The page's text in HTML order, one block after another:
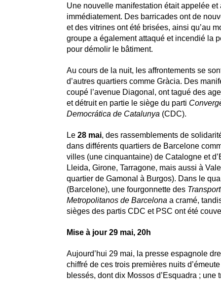
Une nouvelle manifestation était appelée et
immédiatement. Des barricades ont de
et des vitrines ont été brisées, ainsi qu’au
groupe a également attaqué et incendié la
pour démolir le bâtiment.
Au cours de la nuit, les affrontements se
d’autres quartiers comme Gràcia. Des
coupé l’avenue Diagonal, ont tagué des
et détruit en partie le siège du parti
Democrática de Catalunya (CDC).
Le 28 mai, des rassemblements de
dans différents quartiers de Barcelone
villes (une cinquantaine) de Catalogne et
Lleida, Girone, Tarragone, mais aussi à
quartier de Gamonal à Burgos). Dans le
(Barcelone), une fourgonnette des
Metropolitanos de Barcelona a cramé,
sièges des partis CDC et PSC ont été
Mise à jour 29 mai, 20h
Aujourd’hui 29 mai, la presse espagnole
chiffré de ces trois premières nuits
blessés, dont dix Mossos d’Esquadra ; une